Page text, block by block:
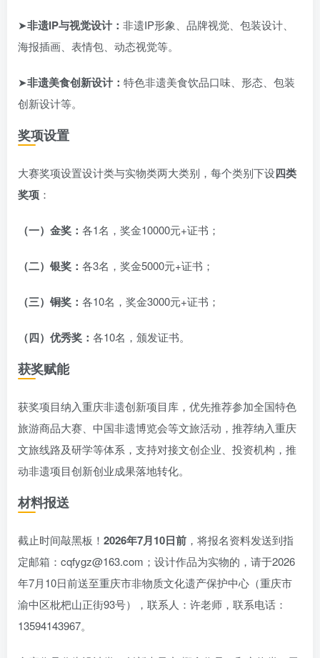
➤非遗IP与视觉设计： 非遗IP形象、品牌视觉、包装设计、
海报插画、表情包、动态视觉等。
➤非遗美食创新设计： 特色非遗美食饮品口味、形态、包装
创新设计等。
奖项设置
大赛奖项设置设计类与实物类两大类别，每个类别下设四类
奖项 ：
（一）金奖： 各1名，奖金10000元+证书；
（二）银奖： 各3名，奖金5000元+证书；
（三）铜奖： 各10名，奖金3000元+证书；
（四）优秀奖： 各10名，颁发证书。
获奖赋能
获奖项目纳入重庆非遗创新项目库，优先推荐参加全国特色
旅游商品大赛、中国非遗博览会等文旅活动，推荐纳入重庆
文旅线路及研学等体系，支持对接文创企业、投资机构，推
动非遗项目创新创业成果落地转化。
材料报送
截止时间敲黑板！ 2026年7月10日前 ，将报名资料发送到指
定邮箱：cqfygz@163.com；设计作品为实物的，请于2026
年7月10日前送至重庆市非物质文化遗产保护中心（重庆市
渝中区枇杷山正街93号），联系人：许老师，联系电话：
13594143967。